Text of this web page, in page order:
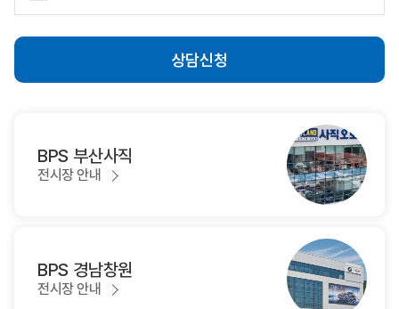
상담신청
BPS 부산사직
전시장 안내
BPS 경남창원
전시장 안내